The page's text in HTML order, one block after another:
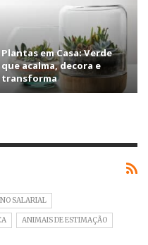
Plantas em Casa: Verde
que acalma, decora e
transforma
SALARIAL
ANIMAIS DE ESTIMAÇÃO